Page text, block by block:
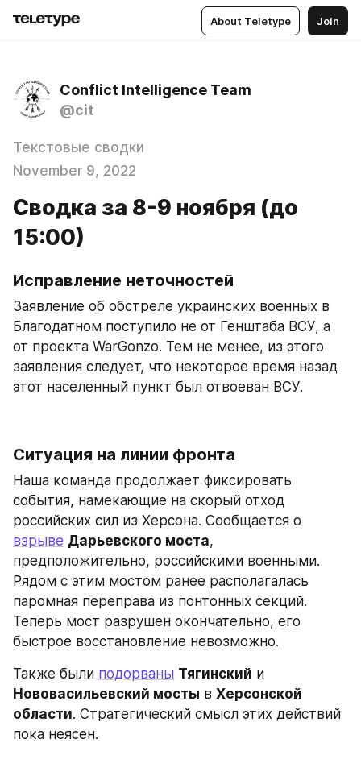
About Teletype Join
Conflict Intelligence Team
@cit
Текстовые сводки
November 9, 2022
Сводка за 8-9 ноября (до
15:00)
Исправление неточностей
Заявление об обстреле украинских военных в
Благодатном поступило не от Генштаба ВСУ, а
от проекта WarGonzo. Тем не менее, из этого
заявления следует, что некоторое время назад
этот населенный пункт был отвоеван ВСУ.
Ситуация на линии фронта
Наша команда продолжает фиксировать
события, намекающие на скорый отход
взрыве Дарьевского моста,
предположительно, российскими военными.
Рядом с этим мостом ранее располагалась
паромная переправа из понтонных секций.
Теперь мост разрушен окончательно, его
быстрое восстановление невозможно.
Также были подорваны Тягинский
Нововасильевский мосты в Херсонской
области. Стратегический смысл этих действий
пока неясен.